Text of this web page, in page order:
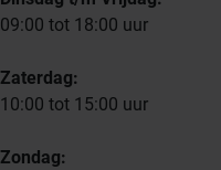
09:00 tot 18:00 uur
Zaterdag:
10:00 tot 15:00 uur
Zondag: